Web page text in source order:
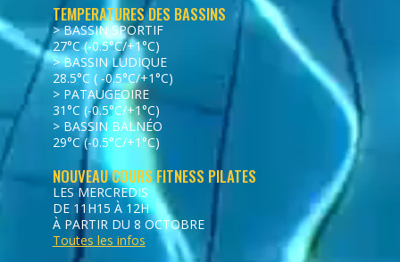
TEMPERATURES DES BASSINS
> BASSIN SPORTIF
27°C (-0.5°C/+1°C)
> BASSIN LUDIQUE
28.5°C ( -0.5°C/+1°C)
> PATAUGEOIRE
31°C (-0.5°C/+1°C)
> BASSIN BALNÉO
29°C (-0.5°C/+1°C)
NOUVEAU COURS FITNESS PILATES
LES MERCREDIS
DE 11H15 À 12H
À PARTIR DU 8 OCTOBRE
Toutes les infos